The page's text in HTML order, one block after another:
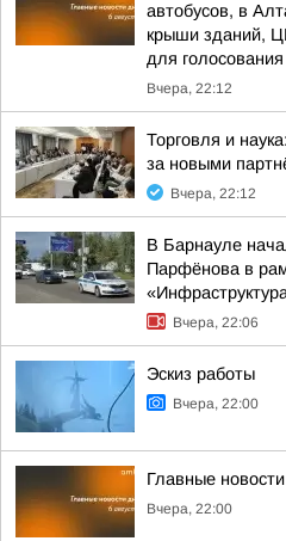
автобусов, в
крыши зданий,
для
Вчера, 22:12
Торговля и
за новыми
Вчера, 22:12
В Барнауле
Парфёнова в
Вчера, 22:06
Эскиз работы
Вчера, 22:00
Главные новости
Вчера, 22:00